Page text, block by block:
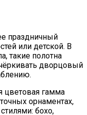
праздничный
или детской. В
такие полотна
дворцовый
цветовая гамма
орнаментах,
бохо,